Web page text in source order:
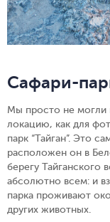
Сафари-
Мы просто не могли
локацию, как для
парк “Тайган”. Это
расположен он в
берегу Тайганского
абсолютно всем: и
парка проживают
других животных.